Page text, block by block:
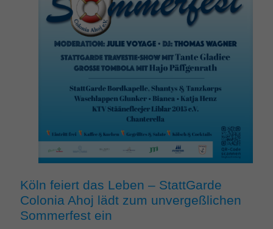
Köln feiert das Leben – StattGarde
Colonia Ahoj lädt zum unvergeßlichen
Sommerfest ein